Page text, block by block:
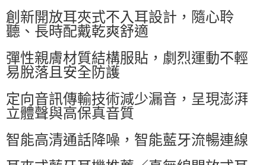
每筆NT$60，滿NT$599(含以上)免運費
每筆NT$60，滿NT$599(含以上)免運費
付款後7-11取貨
每筆NT$60，滿NT$599(含以上)免運費
宅配
每筆NT$80，滿NT$799(含以上)免運費
創新開放耳夾式不入耳設計，隨心聆
聽、長時配戴乾爽舒適
彈性親膚材質結構服貼，劇烈運動不輕
易脫落且安全防護
定向音訊傳輸技術減少漏音，呈現澎湃
立體聲與高保真音質
智能高清通話降噪，智能藍牙流暢連線